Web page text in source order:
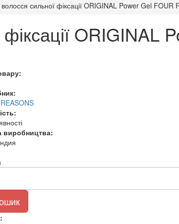
сильної фіксації ORIGINAL Power Gel
ORIGINAL
виробництва: